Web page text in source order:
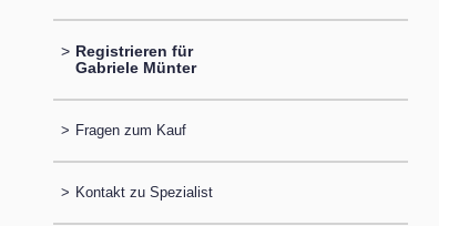
> Registrieren für
Gabriele Münter
> Fragen zum Kauf
> Kontakt zu Spezialist